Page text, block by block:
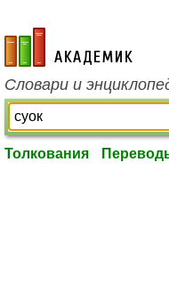
academic.ru
Словари и
Толкования